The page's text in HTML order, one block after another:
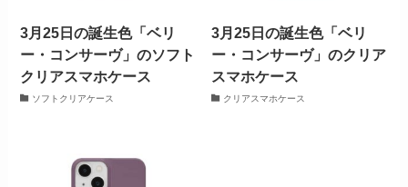
3月25日の誕生色「ベリ
ー・コンサーヴ」のソフト
クリアスマホケース
ソフトクリアケース
3月25日の誕生色「ベリ
ー・コンサーヴ」のクリア
スマホケース
クリアスマホケース